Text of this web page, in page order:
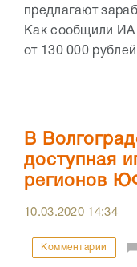
предлагают
Как сообщили ИА
от 130 000
В
доступная
регионов
10.03.2020 14:34
Комментарии